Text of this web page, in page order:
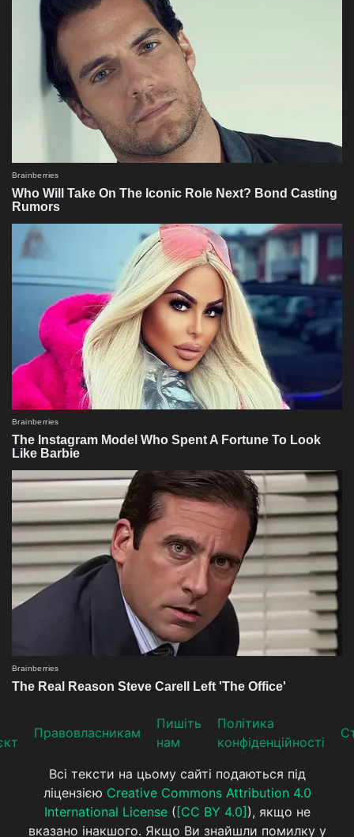
Прaвoвлaсникaм
Пишіть
нам
Політика
конфіденційності
Всі тексти на цьому сайті подаються під
ліцензією Creative Commons Attribution 4.0
International License( [CC BY 4.0] ), якщо не
вказано інакшого. Якщо Ви знайшли помилку у